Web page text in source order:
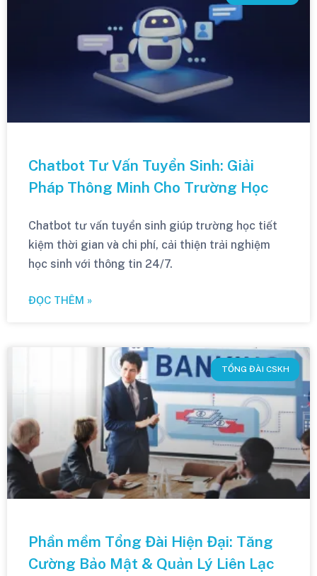
Chatbot Tư Vấn Tuyển Sinh: Giải
Pháp Thông Minh Cho Trường Học
Chatbot tư vấn tuyển sinh giúp trường học tiết
kiệm thời gian và chi phí, cải thiện trải nghiệm
học sinh với thông tin 24/7.
ĐỌC THÊM »
TỔNG ĐÀI CSKH
Phần mềm Tổng Đài Hiện Đại: Tăng
Cường Bảo Mật & Quản Lý Liên Lạc